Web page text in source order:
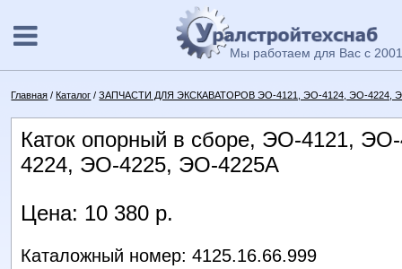
Мы работаем для Вас с
Главная /Каталог /ЗАПЧАСТИ ДЛЯ ЭКСКАВАТОРОВ ЭО-4121, ЭО-4124, ЭО-4224,
Каток опорный в сборе, ЭО-4121,
4224, ЭО-4225, ЭО-4225А
Цена: 10 380 р.
Каталожный номер: 4125.16.66.999